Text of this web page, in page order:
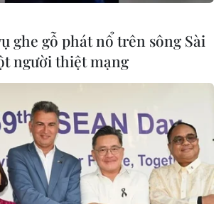
ghe gỗ phát nổ trên sông Sài
người thiệt mạng